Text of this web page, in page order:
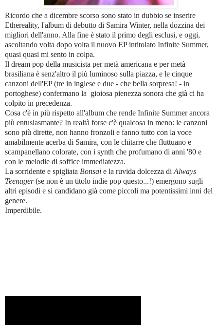
Ricordo che a dicembre scorso sono stato in dubbio se inserire
Ethereality, l'album di debutto di Samira Winter, nella dozzina dei
migliori dell'anno. Alla fine è stato il primo degli esclusi, e oggi,
ascoltando volta dopo volta il nuovo EP intitolato Infinite Summer,
quasi quasi mi sento in colpa.
Il dream pop della musicista per metà americana e per metà
brasiliana è senz'altro il più luminoso sulla piazza, e le cinque
canzoni dell'EP (tre in inglese e due - che bella sorpresa! - in
portoghese) confermano la gioiosa pienezza sonora che già ci ha
colpito in precedenza.
Cosa c'è in più rispetto all'album che rende Infinite Summer ancora
più entusiasmante? In realtà forse c'è qualcosa in meno: le canzoni
sono più dirette, non hanno fronzoli e fanno tutto con la voce
amabilmente acerba di Samira, con le chitarre che fluttuano e
scampanellano colorate, con i synth che profumano di anni '80 e
con le melodie di soffice immediatezza.
La sorridente e spigliata Bonsai e la ruvida dolcezza di Always
Teenager(se non è un titolo indie pop questo...!) emergono sugli
altri episodi e si candidano già come piccoli ma potentissimi inni del
genere.
Imperdibile.